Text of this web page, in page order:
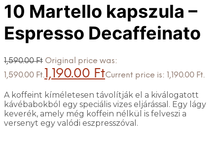
10 Martello kapszula –
Espresso Decaffeinato
1,590.00Ft Original price was:
1,590.00 Ft.1,190.00 FtCurrent price is: 1,190.00 Ft.
A koffeint kíméletesen távolítják el a kiválogatott
kávébabokból egy speciális vizes eljárással. Egy lágy
keverék, amely még koffein nélkül is felveszi a
versenyt egy valódi eszpresszóval.